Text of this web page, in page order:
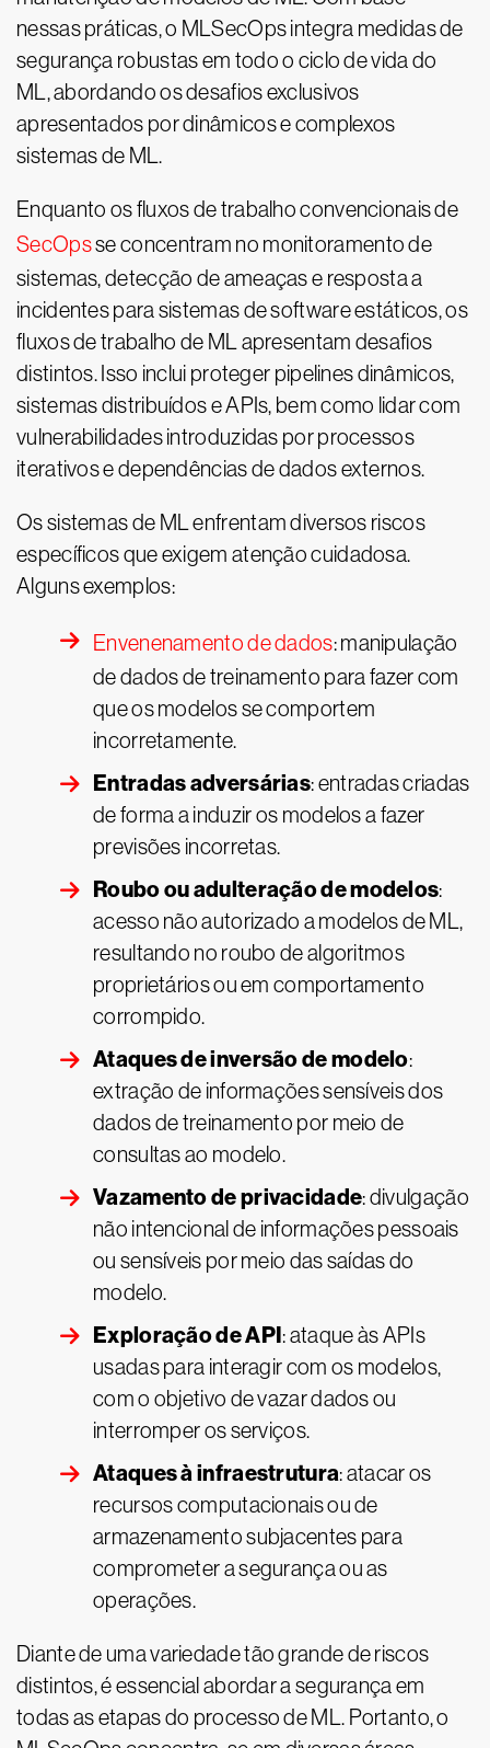
nessas práticas, o MLSecOps integra medidas de
segurança robustas em todo o ciclo de vida do
ML, abordando os desafios exclusivos
apresentados por dinâmicos e complexos
sistemas de ML.
Enquanto os fluxos de trabalho convencionais de
SecOpsse concentram no monitoramento de
sistemas, detecção de ameaças e resposta a
incidentes para sistemas de software estáticos, os
fluxos de trabalho de ML apresentam desafios
distintos. Isso inclui proteger pipelines dinâmicos,
sistemas distribuídos e APIs, bem como lidar com
vulnerabilidades introduzidas por processos
iterativos e dependências de dados externos.
Os sistemas de ML enfrentam diversos riscos
específicos que exigem atenção cuidadosa.
Alguns exemplos:
Envenenamento de dados: manipulação
de dados de treinamento para fazer com
que os modelos se comportem
incorretamente.
Entradas adversárias: entradas criadas
de forma a induzir os modelos a fazer
previsões incorretas.
Roubo ou adulteração de modelos:
acesso não autorizado a modelos de ML,
resultando no roubo de algoritmos
proprietários ou em comportamento
corrompido.
Ataques de inversão de modelo:
extração de informações sensíveis dos
dados de treinamento por meio de
consultas ao modelo.
Vazamento de privacidade: divulgação
não intencional de informações pessoais
ou sensíveis por meio das saídas do
modelo.
Exploração de API: ataque às APIs
usadas para interagir com os modelos,
com o objetivo de vazar dados ou
interromper os serviços.
Ataques à infraestrutura: atacar os
recursos computacionais ou de
armazenamento subjacentes para
comprometer a segurança ou as
operações.
Diante de uma variedade tão grande de riscos
distintos, é essencial abordar a segurança em
todas as etapas do processo de ML. Portanto, o